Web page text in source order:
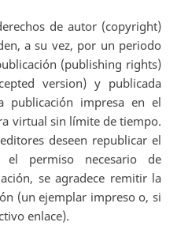
de autor (copyright)
a su vez, por un periodo
(publishing rights)
version) y publicada
impresa en el
virtual sin límite de tiempo.
deseen republicar el
permiso necesario de
se agradece remitir la
(un ejemplar impreso o, si
enlace).